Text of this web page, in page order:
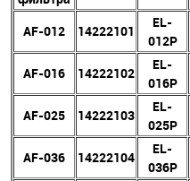
AF-012 14222101
EL-
012P
AF-016
14222102
EL-
016P
AF-025
14222103
EL-
025P
AF-036
14222104
EL-
036P